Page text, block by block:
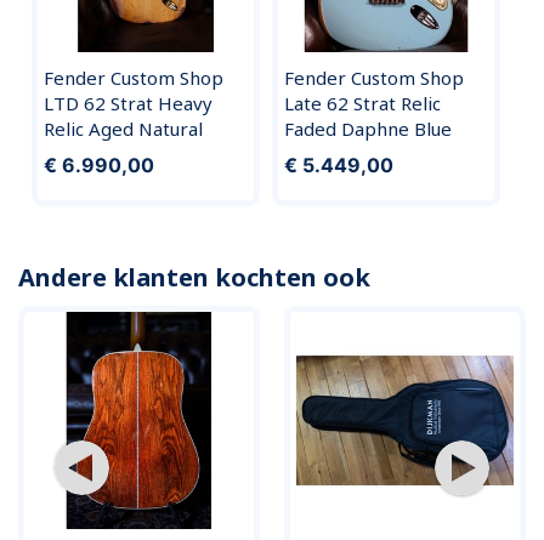
Fender Custom Shop
LTD 62 Strat Heavy
Relic Aged Natural
€ 6.990,00
Fender Custom Shop
Late 62 Strat Relic
Faded Daphne Blue
€ 5.449,00
Andere klanten kochten ook